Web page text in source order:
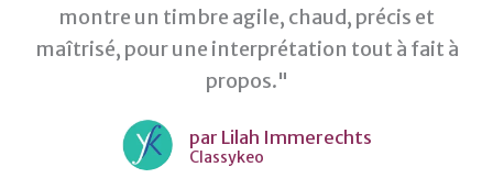
montre un timbre agile, chaud, précis et
maîtrisé, pour une interprétation tout à fait à
propos."
par Lilah Immerechts
Classykeo